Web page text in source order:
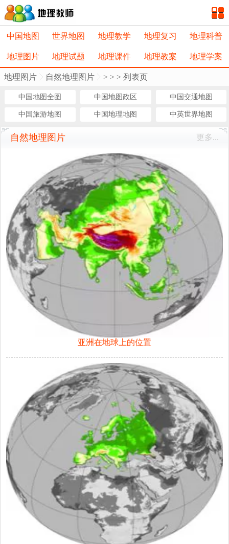
中国地图 世界地图 地理教学 地理复习 地理科普
地理图片 地理试题 地理课件 地理教案 地理学案
>
地理图片 >
自然地理图片 > 列表页
中国地图全图 中国地图政区 中国交通地图
中国旅游地图 中国地理地图 中英世界地图
自然地理图片 更多...
亚洲在地球上的位置